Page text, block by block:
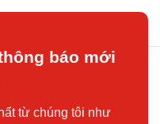
báo mới
từ chúng tôi như